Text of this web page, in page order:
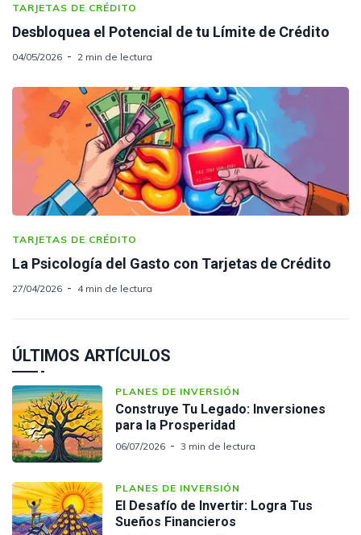
TARJETAS DE CRÉDITO
Desbloquea el Potencial de tu Límite de Crédito
04/05/2026 2 min de lectura
TARJETAS DE CRÉDITO
La Psicología del Gasto con Tarjetas de Crédito
27/04/2026 4 min de lectura
ÚLTIMOS ARTÍCULOS
PLANES DE INVERSIÓN
Construye Tu Legado: Inversiones
para la Prosperidad
06/07/2026 3 min de lectura
PLANES DE INVERSIÓN
El Desafío de Invertir: Logra Tus
Sueños Financieros